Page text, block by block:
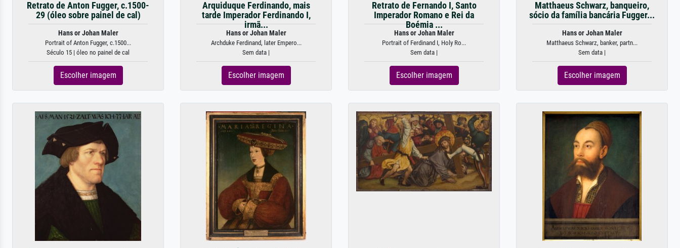
Retrato de Anton Fugger, c.1500-
29 (óleo sobre painel de cal)
Hans or Johan Maler
Portrait of Anton Fugger, c.1500...
Século 15 | óleo no painel de cal
Escolher imagem
Arquiduque Ferdinando, mais
tarde Imperador Ferdinando I,
irmã...
Hans or Johan Maler
Archduke Ferdinand, later Empero...
Sem data |
Escolher imagem
Retrato de Fernando I, Santo
Imperador Romano e Rei da
Boémia ...
Hans or Johan Maler
Portrait of Ferdinand I, Holy Ro...
Sem data |
Escolher imagem
Matthaeus Schwarz, banqueiro,
sócio da família bancária Fugger...
Hans or Johan Maler
Matthaeus Schwarz, banker, partn...
Sem data |
Escolher imagem